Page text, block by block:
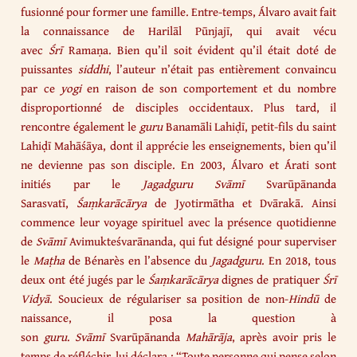
fusionné pour former une famille. Entre-temps, Álvaro avait fait
la connaissance de Harilāl Pūnjajī, qui avait vécu
avec ŚrīRamaṇa. Bien qu’il soit évident qu’il était doté de
puissantes siddhi, l’auteur n’était pas entièrement convaincu
par ce yogien raison de son comportement et du nombre
disproportionné de disciples occidentaux. Plus tard, il
rencontre également le guruBanamāli Lahiḍī, petit-fils du saint
Lahiḍī Mahāśāya, dont il apprécie les enseignements, bien qu’il
ne devienne pas son disciple. En 2003, Álvaro et Árati sont
initiés par le Jagadguru SvāmīSvarūpānanda
Sarasvatī, Śaṃkarācāryade Jyotirmātha et Dvārakā. Ainsi
commence leur voyage spirituel avec la présence quotidienne
de SvāmīAvimukteśvarānanda, qui fut désigné pour superviser
leMaṭhade Bénarès en l’absence du Jagadguru. En 2018, tous
deux ont été jugés par le Śaṃkarācāryadignes de pratiquer Śrī
Vidyā. Soucieux de régulariser sa position de non-Hindūde
naissance, il posa la question à
son guru. SvāmīSvarūpānanda Mahārāja, après avoir pris le